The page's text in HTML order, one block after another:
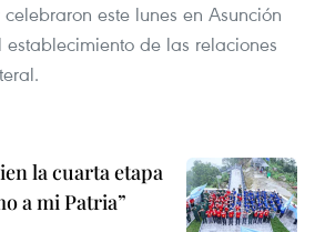
este lunes en Asunción
de las relaciones
la cuarta etapa
a mi Patria”